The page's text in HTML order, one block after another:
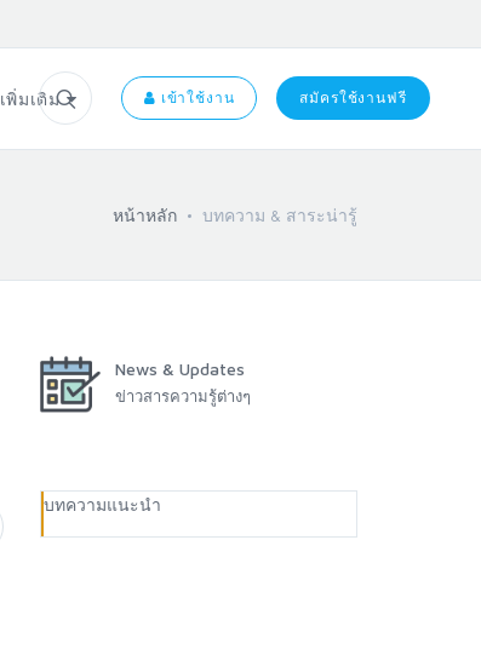
เพิ่มเติม เข้าใช้งาน สมัครใช้งานฟรี
หน้าหลัก บทความ & สาระน่ารู้
News & Updates
ข่าวสารความรู้ต่างๆ
บทความแนะนำ